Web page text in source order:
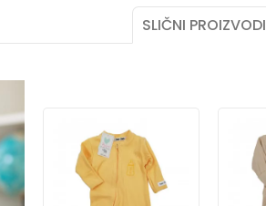
POM POM
SLIČNI PROIZVODI